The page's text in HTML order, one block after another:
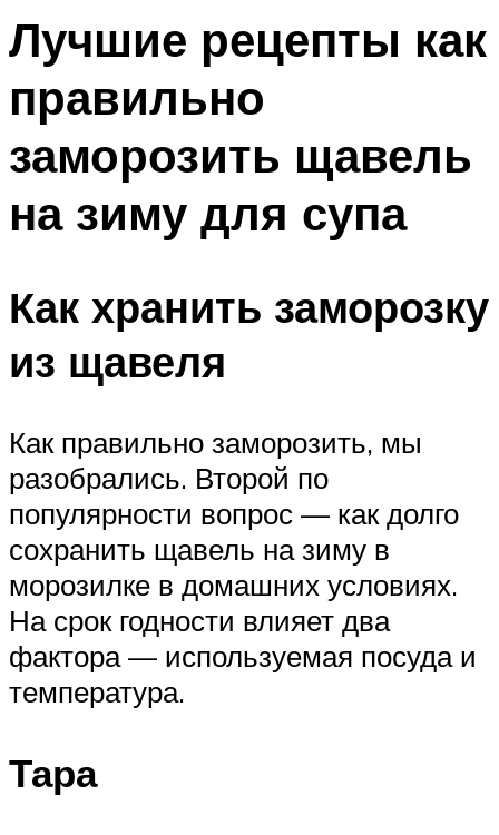
Лучшие рецепты как
правильно
заморозить щавель
на зиму для супа
Как хранить заморозку
из щавеля
Как правильно заморозить, мы
разобрались. Второй по
популярности вопрос — как долго
сохранить щавель на зиму в
морозилке в домашних условиях.
На срок годности влияет два
фактора — используемая посуда и
температура.
Тара